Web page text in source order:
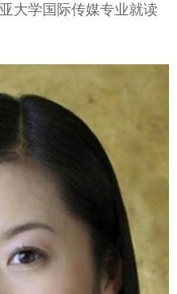
大学国际传媒专业就读